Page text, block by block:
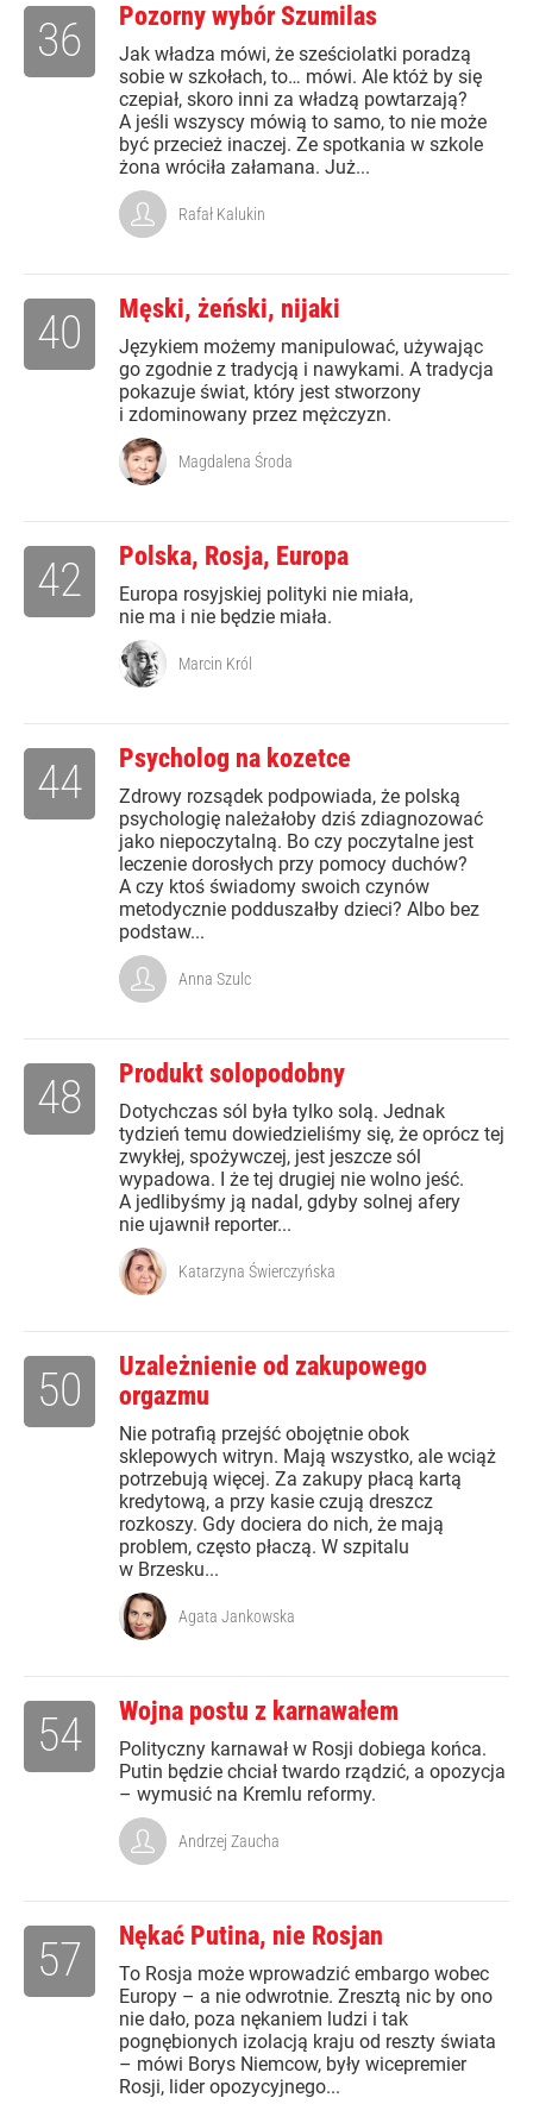
Pozorny wybór Szumilas
Jak władza mówi, że sześciolatki poradzą
sobie w szkołach, to… mówi. Ale któż by się
czepiał, skoro inni za władzą powtarzają?
A jeśli wszyscy mówią to samo, to nie może
być przecież inaczej. Ze spotkania w szkole
żona wróciła załamana. Już...
36
Rafał Kalukin
Męski, żeński, nijaki
Językiem możemy manipulować, używając
go zgodnie z tradycją i nawykami. A tradycja
pokazuje świat, który jest stworzony
i zdominowany przez mężczyzn.
40
Magdalena Środa
Polska, Rosja, Europa
Europa rosyjskiej polityki nie miała,
nie ma i nie będzie miała.
42
Marcin Król
Psycholog na kozetce
Zdrowy rozsądek podpowiada, że polską
psychologię należałoby dziś zdiagnozować
jako niepoczytalną. Bo czy poczytalne jest
leczenie dorosłych przy pomocy duchów?
A czy ktoś świadomy swoich czynów
metodycznie podduszałby dzieci? Albo bez
podstaw...
44
Anna Szulc
Produkt solopodobny
Dotychczas sól była tylko solą. Jednak
tydzień temu dowiedzieliśmy się, że oprócz tej
zwykłej, spożywczej, jest jeszcze sól
wypadowa. I że tej drugiej nie wolno jeść.
A jedlibyśmy ją nadal, gdyby solnej afery
nie ujawnił reporter...
48
Katarzyna Świerczyńska
Uzależnienie od zakupowego
orgazmu
Nie potrafią przejść obojętnie obok
sklepowych witryn. Mają wszystko, ale wciąż
potrzebują więcej. Za zakupy płacą kartą
kredytową, a przy kasie czują dreszcz
rozkoszy. Gdy dociera do nich, że mają
problem, często płaczą. W szpitalu
w Brzesku...
50
Agata Jankowska
Wojna postu z karnawałem
Polityczny karnawał w Rosji dobiega końca.
Putin będzie chciał twardo rządzić, a opozycja
– wymusić na Kremlu reformy.
54
Andrzej Zaucha
Nękać Putina, nie Rosjan
To Rosja może wprowadzić embargo wobec
Europy – a nie odwrotnie. Zresztą nic by ono
nie dało, poza nękaniem ludzi i tak
pognębionych izolacją kraju od reszty świata
– mówi Borys Niemcow, były wicepremier
Rosji, lider opozycyjnego...
57